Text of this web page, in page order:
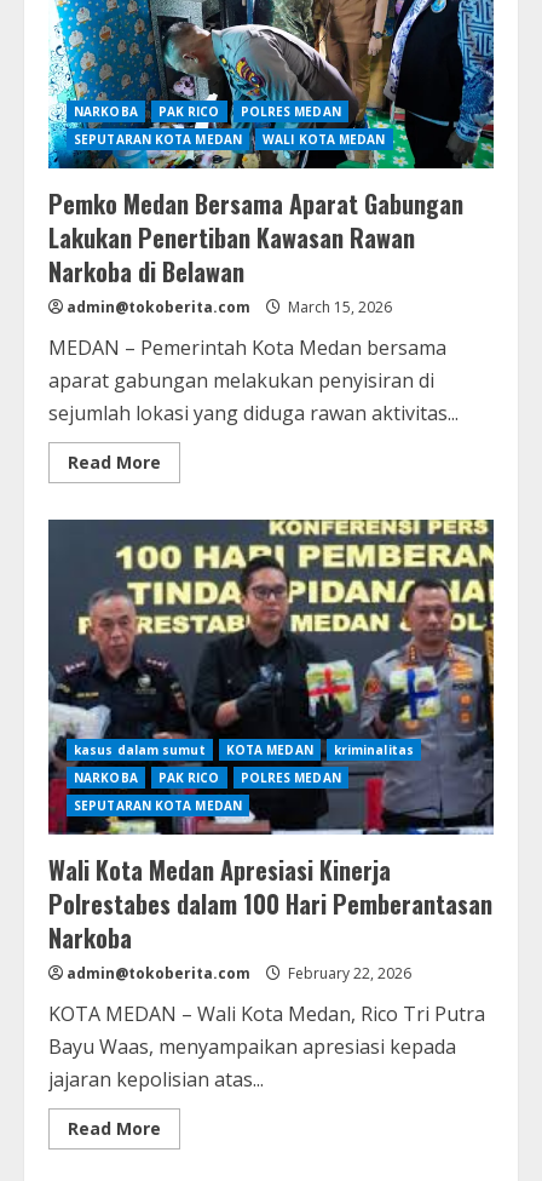
Diamankan
Polisi
NARKOBA PAK RICO
POLRES MEDAN
SEPUTARAN KOTA MEDAN
WALI KOTA MEDAN
Pemko Medan Bersama Aparat Gabungan
Lakukan Penertiban Kawasan Rawan
Narkoba di Belawan
admin@tokoberita.com March 15, 2026
MEDAN – Pemerintah Kota Medan bersama
aparat gabungan melakukan penyisiran di
sejumlah lokasi yang diduga rawan aktivitas...
Read More
more
Bersama
Aparat
Gabungan
Lakukan
Penertiban
Kawasan
Rawan
Narkoba
di
Belawan
kasus dalam sumut KOTA MEDAN
kriminalitas
NARKOBA
PAK RICO
POLRES MEDAN
SEPUTARAN KOTA MEDAN
Wali Kota Medan Apresiasi Kinerja
Polrestabes dalam 100 Hari Pemberantasan
Narkoba
admin@tokoberita.com February 22, 2026
KOTA MEDAN – Wali Kota Medan, Rico Tri Putra
Bayu Waas, menyampaikan apresiasi kepada
jajaran kepolisian atas...
Read More
more